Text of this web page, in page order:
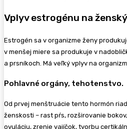
Vplyv estrogénu na
Estrogén sa v organizme ženy
v menšej miere sa produkuje v
a prsníkoch. Má veľký vplyv na
Pohlavné orgány, tehotenstvo.
Od prvej menštruácie tento hormón
ženskosti – rast pŕs, rozširovanie bokov,
ovuláciu, zrenie vajíčok, tvorbu